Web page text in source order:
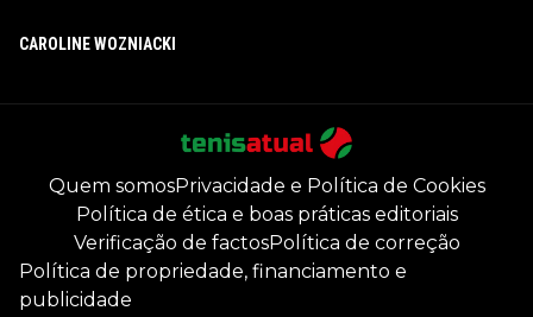
CAROLINE WOZNIACKI
Quem somosPrivacidade e Política de Cookies
Política de ética e boas práticas editoriais
Verificação de factosPolítica de correção
Política de propriedade, financiamento e
publicidade